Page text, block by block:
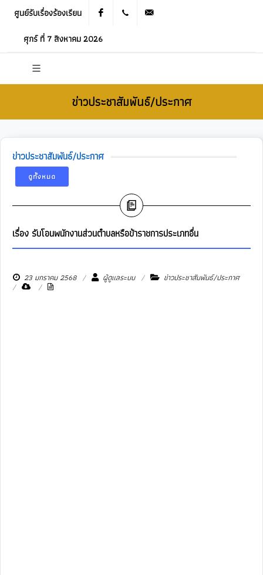
ศูนย์รับเรื่องร้องเรียน Facebook 021905536
ศุกร์ ที่ 7 สิงหาคม 2026
ข่าวประชาสัมพันธ์/ประกาศ
ข่าวประชาสัมพันธ์/ประกาศ
ดูทั้งหมด
เรื่อง รับโอนพนักงานส่วนตำบลหรือข้าราชการประเภทอื่น
23 มกราคม 2568 ผู้ดูแลระบบ ข่าวประชาสัมพันธ์/ประกาศ